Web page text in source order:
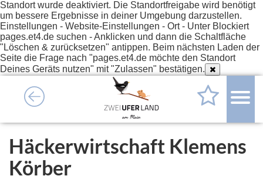
Standort wurde deaktiviert. Die Standortfreigabe wird benötigt
um bessere Ergebnisse in deiner Umgebung darzustellen.
Einstellungen - Website-Einstellungen - Ort - Unter Blockiert
pages.et4.de suchen - Anklicken und dann die Schaltfläche
"Löschen & zurücksetzen" antippen. Beim nächsten Laden der
Seite die Frage nach "pages.et4.de möchte den Standort
Deines Geräts nutzen" mit "Zulassen" bestätigen.
Häckerwirtschaft Klemens
Körber